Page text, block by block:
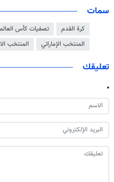
سمات
كرة القدم تصفيات كأس
المنتخب الإماراتي
المنتخب
تعليقك